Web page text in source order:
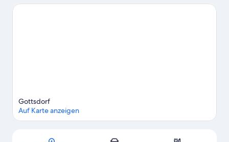
kühle Nass, etwa beim Baden.
Karte
Gottsdorf
Auf Karte anzeigen